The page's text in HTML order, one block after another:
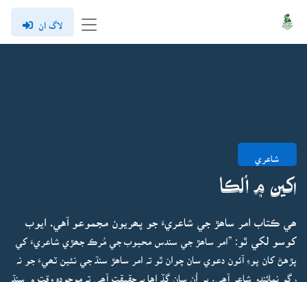
لاگ ان
شاعري
اکين ۾ اُلڪا
ھي ڪتاب امر ساھڙ جي شاعريءَ جو پھريون مجموعو آهي. ايوب
کوسو لکي ٿو: ”امر ساھڙ جي سندس محبوب جي مُرڪ جھڙي شاعريءَ کي
پڙهڻ کان پوءِ آئون دعوي سان چوان ٿو تہ امر ساھڙ سنڌ جي نئين ٽھيءَ جو نہ
رڳو نمائندو شاعر آھي، پر اُن سان گڏ اها بہ حقيقت آھي تہ موجودہ وقت ۾ سنڌ